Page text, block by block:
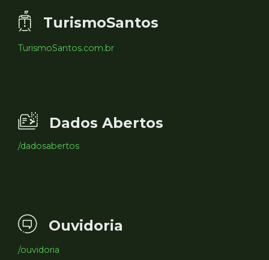
TurismoSantos
TurismoSantos.com.br
Dados Abertos
/dadosabertos
Ouvidoria
/ouvidoria